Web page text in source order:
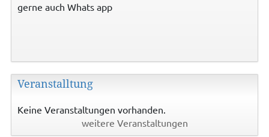
gerne auch Whats app
Veranstalltung
Keine Veranstaltungen vorhanden.
weitere Veranstaltungen